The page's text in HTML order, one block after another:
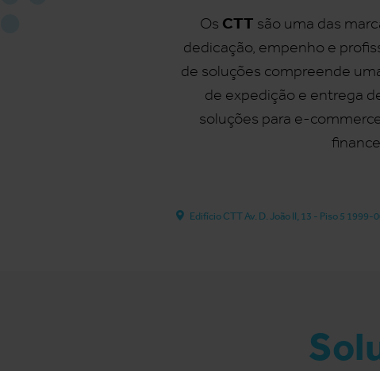
Os CTT são uma das
dedicação, empenho e
de soluções compreende
de expedição e entrega
soluções para e-
Edifício CTT Av. D. João II, 13 - Piso 5 1999-